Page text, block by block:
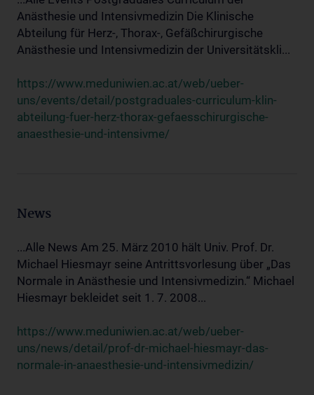
Anästhesie und Intensivmedizin Die Klinische
Abteilung für Herz-, Thorax-, Gefäßchirurgische
Anästhesie und Intensivmedizin der Universitätskli...
https://www.meduniwien.ac.at/web/ueber-
uns/events/detail/postgraduales-curriculum-klin-
abteilung-fuer-herz-thorax-gefaesschirurgische-
anaesthesie-und-intensivme/
News
...Alle News Am 25. März 2010 hält Univ. Prof. Dr.
Michael Hiesmayr seine Antrittsvorlesung über „Das
Normale in Anästhesie und Intensivmedizin.“ Michael
Hiesmayr bekleidet seit 1. 7. 2008...
https://www.meduniwien.ac.at/web/ueber-
uns/news/detail/prof-dr-michael-hiesmayr-das-
normale-in-anaesthesie-und-intensivmedizin/